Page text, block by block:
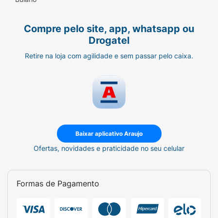
Compre pelo site, app, whatsapp ou
Drogatel
Retire na loja com agilidade e sem passar pelo caixa.
Baixar aplicativo Araujo
Ofertas, novidades e praticidade no seu celular
Formas de Pagamento